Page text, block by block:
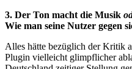
3. Der Ton macht die Musik
Wie man seine Nutzer gegen
Alles hätte bezüglich der Kritik
Plugin vielleicht glimpflicher